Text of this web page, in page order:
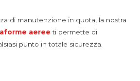
di manutenzione in quota, la nostra
aeree ti permette di
punto in totale sicurezza.